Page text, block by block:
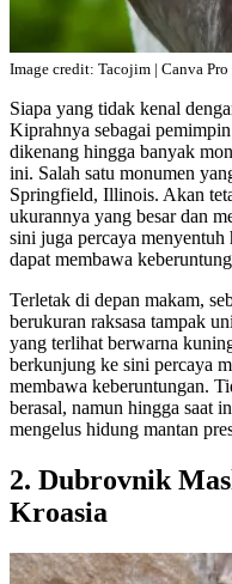
Image credit: Tacojim | Canva Pro
Siapa yang tidak kenal
Kiprahnya sebagai
dikenang hingga banyak
ini. Salah satu monumen
Springfield, Illinois. Akan
ukurannya yang besar dan
sini juga percaya
dapat membawa
Terletak di depan makam,
berukuran raksasa tampak
yang terlihat berwarna
berkunjung ke sini percaya
membawa keberuntungan.
berasal, namun hingga saat
mengelus hidung mantan
2. Dubrovnik
Kroasia